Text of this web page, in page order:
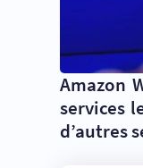
Amazon
services
d’autres